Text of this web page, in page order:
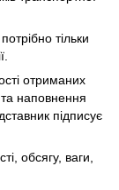
тільки
отриманих
наповнення
підписує
обсягу, ваги,